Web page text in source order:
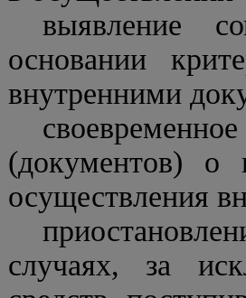
выявление
основании
внутренними
(документов) о
осуществления
случаях, за